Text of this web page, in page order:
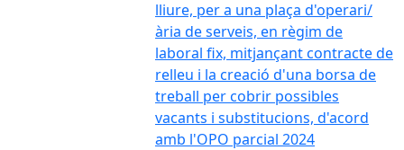
lliure, per a una plaça d'operari/
ària de serveis, en règim de
laboral fix, mitjançant contracte de
relleu i la creació d'una borsa de
treball per cobrir possibles
vacants i substitucions, d'acord
amb l'OPO parcial 2024